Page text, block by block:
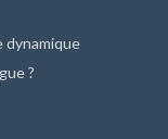
dynamique
?